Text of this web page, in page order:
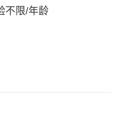
不限/年龄